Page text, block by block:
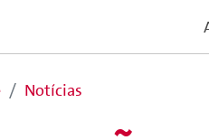
Notícias